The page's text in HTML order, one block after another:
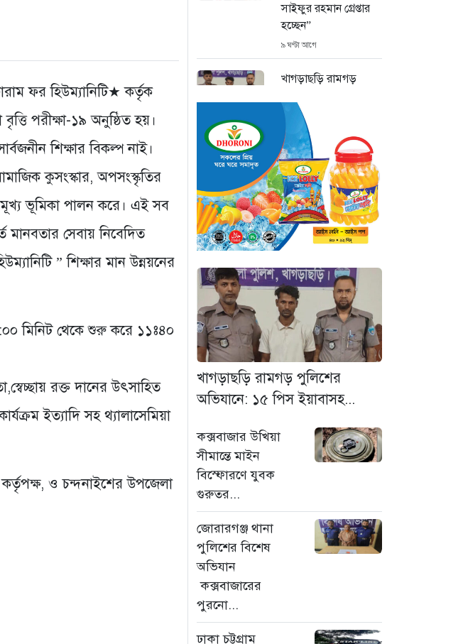
ফর হিউম্যানিটি★ কর্তৃক
পরীক্ষা-১৯ অনুষ্ঠিত হয়।
শিক্ষার বিকল্প নাই।
কুসংস্কার, অপসংস্কৃতির
ভূমিকা পালন করে। এই সব
মানবতার সেবায় নিবেদিত
” শিক্ষার মান উন্নয়নের
মিনিট থেকে শুরু করে ১১ঃ৪০
রক্ত দানের উৎসাহিত
ইত্যাদি সহ থ্যালাসেমিয়া
কর্তৃপক্ষ, ও চন্দনাইশের উপজেলা
সাইফুর রহমান গ্রেপ্তার
হচ্ছেন”
৯ ঘণ্টা আগে
খাগড়াছড়ি রামগড়
পিস ইয়াবাসহ যুবক
গ্রেপ্তার
১০ ঘণ্টা আগে
কক্সবাজার উখিয়া
সীমান্তে মাইন
বিস্ফোরণে যুবক গুরুতর
আহত
জোরারগঞ্জ থানা
পুলিশের বিশেষ অভিযান
কক্সবাজারের পুরনো
মাদক কারবারি গ্রেফতার
১০ ঘণ্টা আগে
ঢাকা চট্টগ্রাম মহাসড়ক
স্টার লাইন বাসের ধাক্কায়
অটোরিকশা চালক নিহত
১০ ঘণ্টা আগে
৮৫ জন
১৩ ঘণ্টা আগে
১৪ ঘণ্টা আগে
খাগড়াছড়ি রামগড় পুলিশের
অভিযানে: ১৫ পিস ইয়াবাসহ...
কক্সবাজার উখিয়া
সীমান্তে মাইন
বিস্ফোরণে যুবক
গুরুতর...
জোরারগঞ্জ থানা
পুলিশের বিশেষ
অভিযান
কক্সবাজারের
পুরনো...
ঢাকা চট্টগ্রাম